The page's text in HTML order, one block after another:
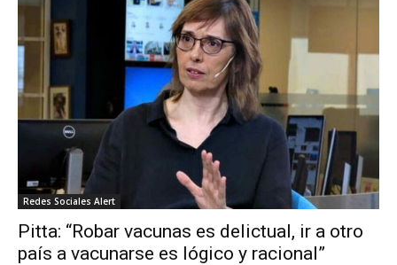
Redes Sociales Alert
Pitta: “Robar vacunas es delictual, ir a otro
país a vacunarse es lógico y racional”